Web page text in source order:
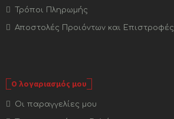
Τρόποι Πληρωμής
Αποστολές Προιόντων και Επιστροφές
Ο λογαριασμός μου
Οι παραγγελίες μου